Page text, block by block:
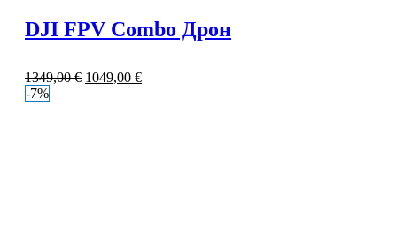
DJI FPV Combo Дрон
1349,00€ 1049,00 €
-7%